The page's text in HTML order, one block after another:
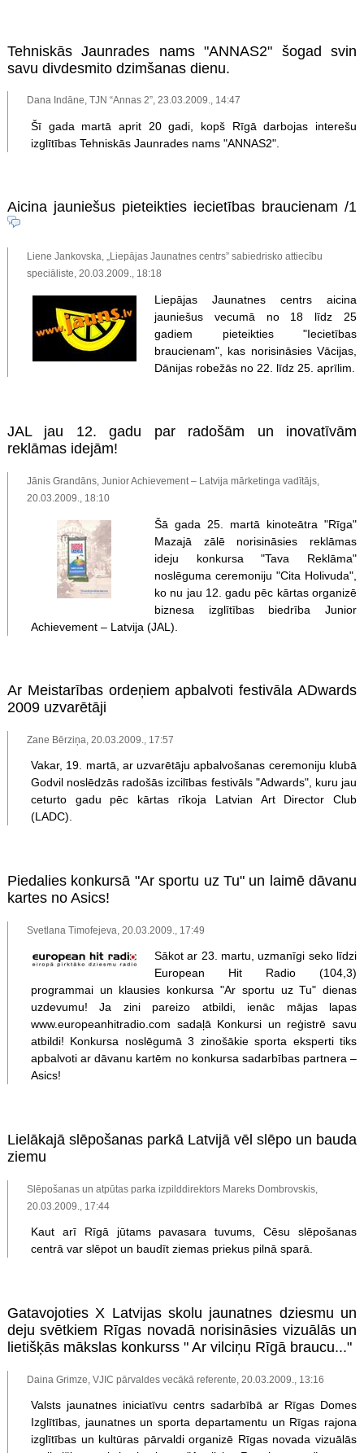
Tehniskās Jaunrades nams "ANNAS2" šogad svin
savu divdesmito dzimšanas dienu.
Dana Indāne, TJN “Annas 2”, 23.03.2009., 14:47
Šī gada martā aprit 20 gadi, kopš Rīgā darbojas interešu
izglītības Tehniskās Jaunrades nams "ANNAS2".
Aicina jauniešus pieteikties iecietības braucienam /1
Liene Jankovska, „Liepājas Jaunatnes centrs” sabiedrisko attiecību
speciāliste, 20.03.2009., 18:18
Liepājas Jaunatnes centrs aicina
jauniešus vecumā no 18 līdz 25
gadiem pieteikties "Iecietības
braucienam", kas norisināsies Vācijas,
Dānijas robežās no 22. līdz 25. aprīlim.
JAL jau 12. gadu par radošām un inovatīvām
reklāmas idejām!
Jānis Grandāns, Junior Achievement – Latvija mārketinga vadītājs,
20.03.2009., 18:10
Šā gada 25. martā kinoteātra "Rīga"
Mazajā zālē norisināsies reklāmas
ideju konkursa "Tava Reklāma"
noslēguma ceremoniju "Cita Holivuda",
ko nu jau 12. gadu pēc kārtas organizē
biznesa izglītības biedrība Junior
Achievement – Latvija (JAL).
Ar Meistarības ordeņiem apbalvoti festivāla ADwards
2009 uzvarētāji
Zane Bērziņa, 20.03.2009., 17:57
Vakar, 19. martā, ar uzvarētāju apbalvošanas ceremoniju klubā
Godvil noslēdzās radošās izcilības festivāls "Adwards", kuru jau
ceturto gadu pēc kārtas rīkoja Latvian Art Director Club
(LADC).
Piedalies konkursā "Ar sportu uz Tu" un laimē dāvanu
kartes no Asics!
Svetlana Timofejeva, 20.03.2009., 17:49
Sākot ar 23. martu, uzmanīgi seko līdzi
European Hit Radio (104,3)
programmai un klausies konkursa "Ar sportu uz Tu" dienas
uzdevumu! Ja zini pareizo atbildi, ienāc mājas lapas
www.europeanhitradio.com sadaļā Konkursi un reģistrē savu
atbildi! Konkursa noslēgumā 3 zinošākie sporta eksperti tiks
apbalvoti ar dāvanu kartēm no konkursa sadarbības partnera –
Asics!
Lielākajā slēpošanas parkā Latvijā vēl slēpo un bauda
ziemu
Slēpošanas un atpūtas parka izpilddirektors Mareks Dombrovskis,
20.03.2009., 17:44
Kaut arī Rīgā jūtams pavasara tuvums, Cēsu slēpošanas
centrā var slēpot un baudīt ziemas priekus pilnā sparā.
Gatavojoties X Latvijas skolu jaunatnes dziesmu un
deju svētkiem Rīgas novadā norisināsies vizuālās un
lietišķās mākslas konkurss " Ar vilciņu Rīgā braucu..."
Daina Grimze, VJIC pārvaldes vecākā referente, 20.03.2009., 13:16
Valsts jaunatnes iniciatīvu centrs sadarbībā ar Rīgas Domes
Izglītības, jaunatnes un sporta departamentu un Rīgas rajona
izglītības un kultūras pārvaldi organizē Rīgas novada vizuālās